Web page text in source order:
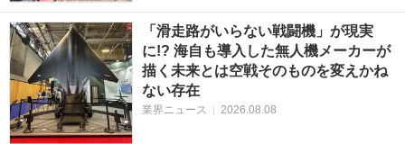
「滑走路がいらない戦闘機」が現実
に!? 海自も導入した無人機メーカーが
描く未来とは空戦そのものを変えかね
ない存在
業界ニュース | 2026.08.08